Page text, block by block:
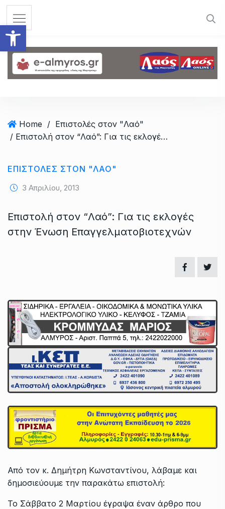
Ανοίξτε τη γραμμή
Home / Επιστολές στον "Λαό"
/ Επιστολή στον “Λαό”: Για τις εκλογές στην Ένωση Επαγγελματοβιοτεχνών
ΕΠΙΣΤΟΛΈΣ ΣΤΟΝ "ΛΑΌ"
3 Απριλίου, 2013
Επιστολή στον “Λαό”: Για τις εκλογές
στην Ένωση Επαγγελματοβιοτεχνών
Από τον κ. Δημήτρη Κωνσταντίνου, λάβαμε και
δημοσιεύουμε την παρακάτω επιστολή:
Το Σάββατο 2 Μαρτίου έγραψα έναν άρθρο που